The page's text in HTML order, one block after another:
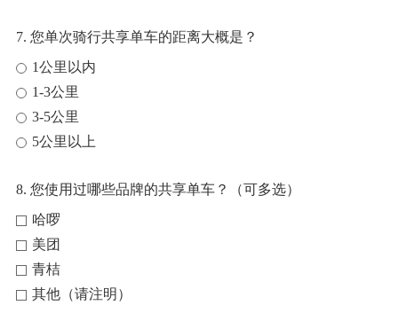
7. 您单次骑行共享单车的距离大概是？
1公里以内
1-3公里
3-5公里
5公里以上
8. 您使用过哪些品牌的共享单车？（可多选）
哈啰
美团
青桔
其他（请注明）